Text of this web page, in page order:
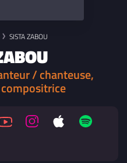
SISTA ZABOU
/ chanteuse,